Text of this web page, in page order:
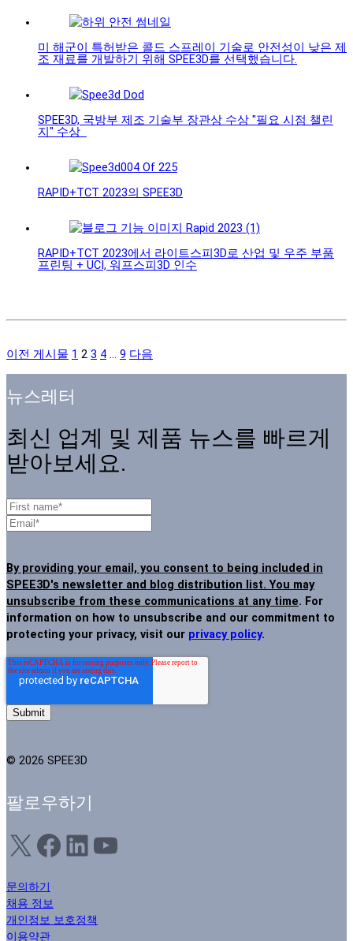
미 해군이 특허받은 콜드 스프레이 기술로 안전성이 낮은 제
조 재료를 개발하기 위해 SPEE3D를 선택했습니다.
SPEE3D, 국방부 제조 기술부 장관상 수상 "필요 시점 챌린
지" 수상
RAPID+TCT 2023의 SPEE3D
RAPID+TCT 2023에서 라이트스피3D로 산업 및 우주 부품
프린팅 + UCI, 워프스피3D 인수
이전 게시물 1 2 3 4 ... 9 다음
뉴스레터
최신 업계 및 제품 뉴스를 빠르게
받아보세요.
By providing your email, you consent to being included in
SPEE3D's newsletter and blog distribution list. You may
unsubscribe from these communications at any time. For
information on how to unsubscribe and our commitment to
protecting your privacy, visit our privacy policy.
© 2026 SPEE3D
팔로우하기
X Facebook LinkedIn YouTube
문의하기
채용 정보
개인정보 보호정책
이용약관